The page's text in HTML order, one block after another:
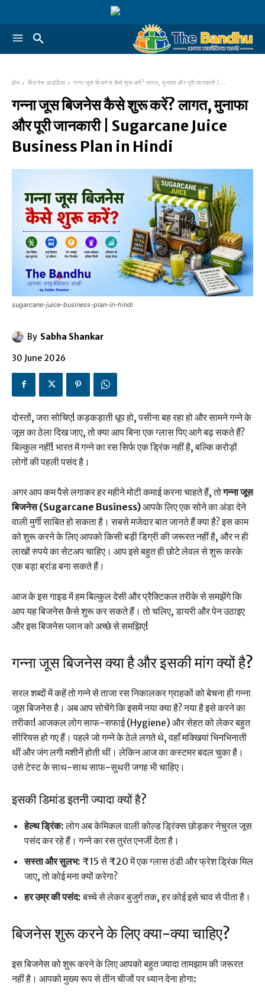
होम बिज़नेस आइडिया गन्ना जूस बिजनेस कैसे शुरू करें? लागत, मुनाफा और पूरी जानकारी |...
गन्ना जूस बिजनेस कैसे शुरू करें? लागत, मुनाफा
और पूरी जानकारी | Sugarcane Juice
Business Plan in Hindi
sugarcane-juice-business-plan-in-hindi
By Sabha Shankar
30 June 2026
दोस्तों, जरा सोचिए! कड़कड़ाती धूप हो, पसीना बह रहा हो और सामने गन्ने के
जूस का ठेला दिख जाए, तो क्या आप बिना एक ग्लास पिए आगे बढ़ सकते हैं?
बिल्कुल नहीं! भारत में गन्ने का रस सिर्फ एक ड्रिंक नहीं है, बल्कि करोड़ों
लोगों की पहली पसंद है।
अगर आप कम पैसे लगाकर हर महीने मोटी कमाई करना चाहते हैं, तोगन्ना जूस
बिजनेस (Sugarcane Business)आपके लिए एक सोने का अंडा देने
वाली मुर्गी साबित हो सकता है। सबसे मजेदार बात जानते हैं क्या है? इस काम
को शुरू करने के लिए आपको किसी बड़ी डिग्री की जरूरत नहीं है, और न ही
लाखों रुपये का सेटअप चाहिए। आप इसे बहुत ही छोटे लेवल से शुरू करके
एक बड़ा ब्रांड बना सकते हैं।
आज के इस गाइड में हम बिल्कुल देसी और प्रैक्टिकल तरीके से समझेंगे कि
आप यह बिजनेस कैसे शुरू कर सकते हैं। तो चलिए, डायरी और पेन उठाइए
और इस बिजनेस प्लान को अच्छे से समझिए!
गन्ना जूस बिजनेस क्या है और इसकी मांग क्यों है?
सरल शब्दों में कहें तो गन्ने से ताजा रस निकालकर ग्राहकों को बेचना ही गन्ना
जूस बिजनेस है। अब आप सोचेंगे कि इसमें नया क्या है? नया है इसे करने का
तरीका! आजकल लोग साफ-सफाई (Hygiene) और सेहत को लेकर बहुत
सीरियस हो गए हैं। पहले जो गन्ने के ठेले लगते थे, वहाँ मक्खियां भिनभिनाती
थीं और जंग लगी मशीनें होती थीं। लेकिन आज का कस्टमर बदल चुका है।
उसे टेस्ट के साथ-साथ साफ-सुथरी जगह भी चाहिए।
इसकी डिमांड इतनी ज्यादा क्यों है?
हेल्थ ड्रिंक:लोग अब केमिकल वाली कोल्ड ड्रिंक्स छोड़कर नेचुरल जूस
पसंद कर रहे हैं। गन्ने का रस तुरंत एनर्जी देता है।
सस्ता और सुलभ: ₹15 से ₹20 में एक ग्लास ठंडी और फ्रेश ड्रिंक मिल
जाए, तो कोई मना क्यों करेगा?
हर उम्र की पसंद:बच्चे से लेकर बुजुर्ग तक, हर कोई इसे चाव से पीता है।
बिजनेस शुरू करने के लिए क्या-क्या चाहिए?
इस बिजनेस को शुरू करने के लिए आपको बहुत ज्यादा तामझाम की जरूरत
नहीं है। आपको मुख्य रूप से तीन चीजों पर ध्यान देना होगा: